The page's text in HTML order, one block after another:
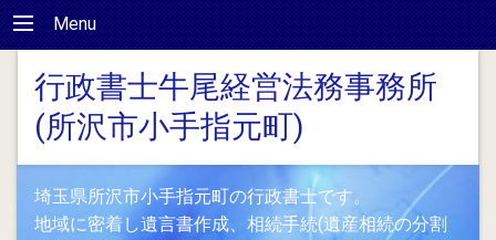
Menu
行政書士牛尾経営法務事務所
(所沢市小手指元町)
埼玉県所沢市小手指元町の行政書士です。
地域に密着し遺言書作成、相続手続(遺産相続の分割